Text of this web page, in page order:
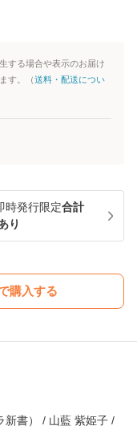
する場合や表示のお届け
す。（送料・配送につい
時発行限定合計
り
購入する
新書） / 山藍 紫姫子 /